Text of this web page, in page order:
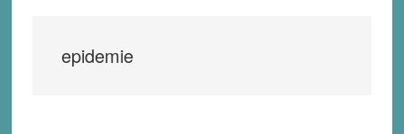
epidemie